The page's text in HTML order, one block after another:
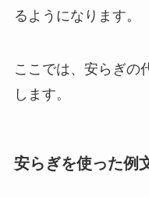
るようになります。
ここでは、安らぎの
します。
安らぎを使った例